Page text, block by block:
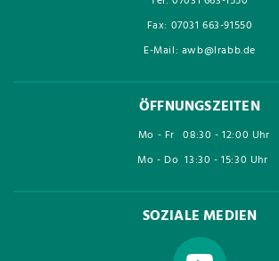
Fax: 07031 663-91550
E-Mail: awb@lrabb.de
ÖFFNUNGSZEITEN
Mo - Fr 08:30 - 12:00 Uhr
Mo - Do 13:30 - 15:30 Uhr
SOZIALE MEDIEN